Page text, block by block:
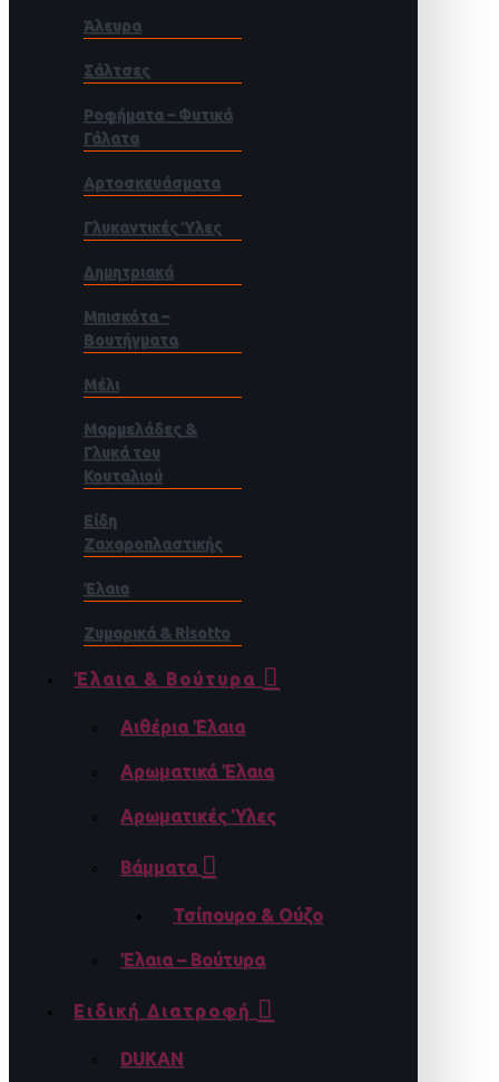
Άλευρα
Σάλτσες
Ροφήματα – Φυτικά
Γάλατα
Αρτοσκευάσματα
Γλυκαντικές Ύλες
Δημητριακά
Μπισκότα –
Βουτήγματα
Μέλι
Μαρμελάδες &
Γλυκά του
Κουταλιού
Είδη
Ζαχαροπλαστικής
Έλαια
Ζυμαρικά & Risotto
Έλαια & Βούτυρα
Αιθέρια Έλαια
Αρωματικά Έλαια
Αρωματικές Ύλες
Βάμματα
Τσίπουρο & Ούζο
Έλαια – Βούτυρα
Ειδική Διατροφή
DUKAN